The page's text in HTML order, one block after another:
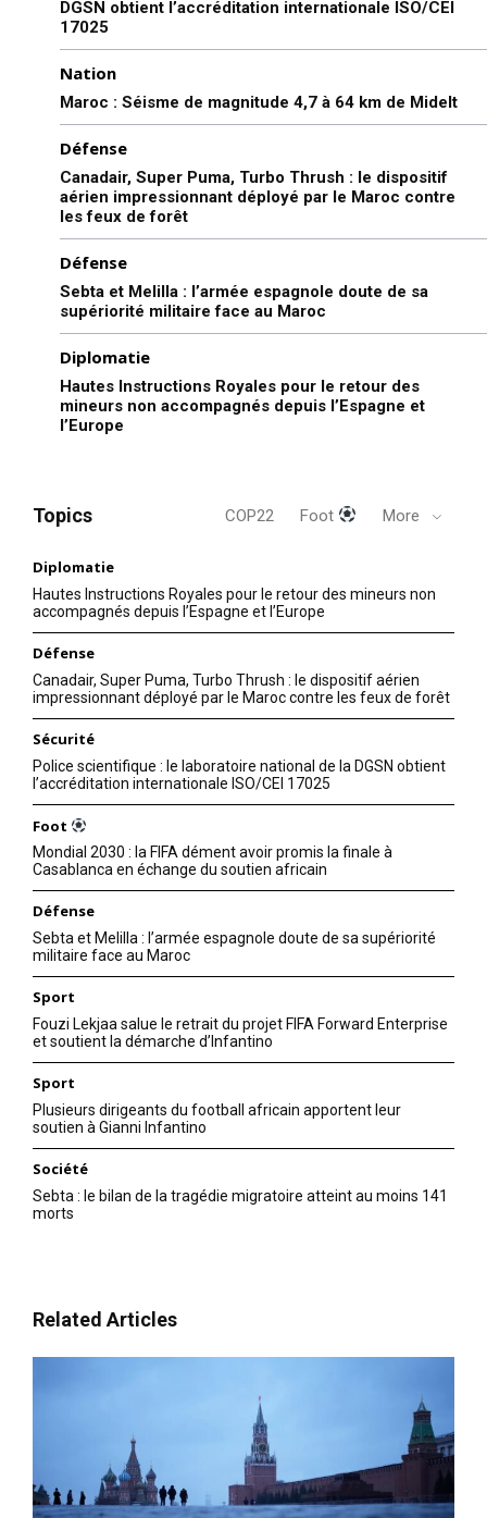
Formules d’abonnement
Mon compte
L’OTAN aux portes de la
6 May 2016
In "Éditorial"
Vladimir Putin : L’armée russe
est aujourd’hui la plus
puissante armée du globe
In "Monde"
Maroc, Russie, la feuille de
route en marche
fédérale de Russie s’inscrit
constituent la trame de la
politique étrangère du
Royaume du Maroc. Elle est
intervenue à un moment où la
Russie cherche à tisser
davantage son…
In "Agriculture"
DGSN obtient l’accréditation internationale ISO/CEI
17025
Nation
Maroc : Séisme de magnitude 4,7 à 64 km de Midelt
Défense
Canadair, Super Puma, Turbo Thrush : le dispositif
aérien impressionnant déployé par le Maroc contre
les feux de forêt
Défense
Sebta et Melilla : l’armée espagnole doute de sa
supériorité militaire face au Maroc
Diplomatie
Hautes Instructions Royales pour le retour des
mineurs non accompagnés depuis l’Espagne et
l’Europe
Topics COP22 Foot More
Diplomatie
Hautes Instructions Royales pour le retour des mineurs non
accompagnés depuis l’Espagne et l’Europe
Défense
Canadair, Super Puma, Turbo Thrush : le dispositif aérien
impressionnant déployé par le Maroc contre les feux de forêt
Sécurité
Police scientifique : le laboratoire national de la DGSN obtient
l’accréditation internationale ISO/CEI 17025
Foot
Mondial 2030 : la FIFA dément avoir promis la finale à
Casablanca en échange du soutien africain
Défense
Sebta et Melilla : l’armée espagnole doute de sa supériorité
militaire face au Maroc
Sport
Fouzi Lekjaa salue le retrait du projet FIFA Forward Enterprise
et soutient la démarche d’Infantino
Sport
Plusieurs dirigeants du football africain apportent leur
soutien à Gianni Infantino
Société
Sebta : le bilan de la tragédie migratoire atteint au moins 141
morts
Related Articles